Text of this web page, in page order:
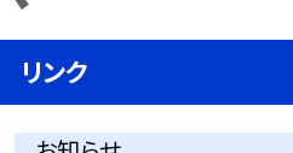
リンク